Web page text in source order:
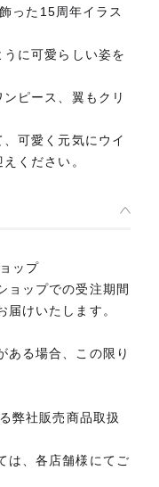
った15周年イラス
に可愛らしい姿を
ピース、翼もクリ
可愛く元気にウイ
ください。
ップ
ョップでの受注期間
けいたします。
る場合、この限り
弊社販売商品取扱
は、各店舗様にてご